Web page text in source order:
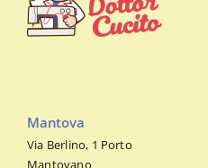
Mantova
Via Berlino, 1 Porto
Mantovano